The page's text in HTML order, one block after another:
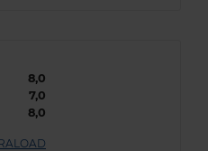
8,0
7,0
8,0